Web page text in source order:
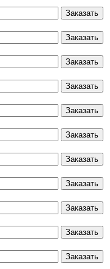
Заказать
Заказать
Заказать
Заказать
Заказать
Заказать
Заказать
Заказать
Заказать
Заказать
Заказать